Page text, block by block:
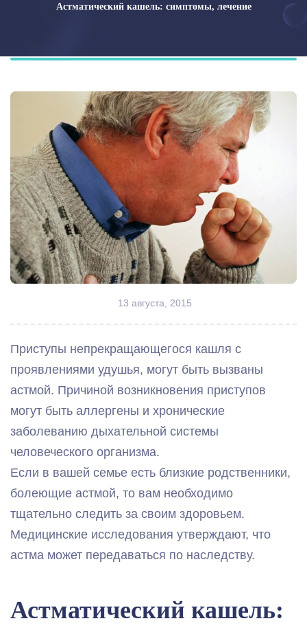
Астматический кашель: симптомы, лечение
13 августа, 2015
Приступы непрекращающегося кашля с
проявлениями удушья, могут быть вызваны
астмой. Причиной возникновения приступов
могут быть аллергены и хронические
заболеванию дыхательной системы
человеческого организма.
Если в вашей семье есть близкие родственники,
болеющие астмой, то вам необходимо
тщательно следить за своим здоровьем.
Медицинские исследования утверждают, что
астма может передаваться по наследству.
Астматический кашель: